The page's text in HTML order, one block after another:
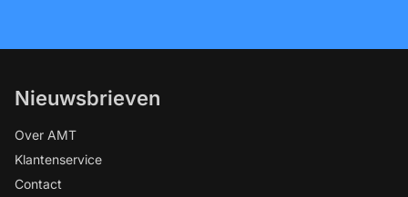
Nieuwsbrieven
Over AMT
Klantenservice
Contact